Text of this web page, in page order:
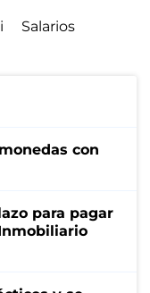
Salarios
con
para pagar